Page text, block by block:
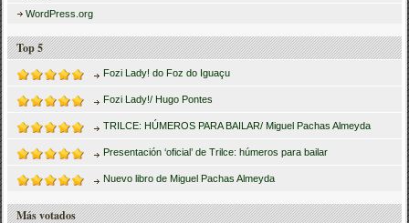
WordPress.org
Top 5
Fozi Lady! do Foz do Iguaçu
Fozi Lady!/ Hugo Pontes
TRILCE: HÚMEROS PARA BAILAR/ Miguel Pachas Almeyda
Presentación ‘oficial’ de Trilce: húmeros para bailar
Nuevo libro de Miguel Pachas Almeyda
Más votados